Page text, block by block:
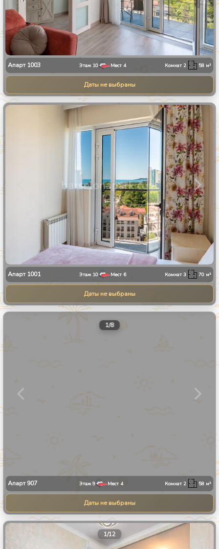
Апарт 1003 Этаж 10 Мест 4 Комнат2 58 м²
Даты не выбраны
Апарт 1001 Этаж 10 Мест 6 Комнат3 70 м²
Даты не выбраны
1/8
Апарт907 Этаж9 Мест 4 Комнат2 58 м²
Даты не выбраны
1/12